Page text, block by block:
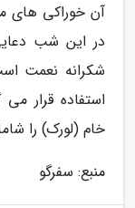
آن خوراکی های
در این شب
شکرانه نعمت
استفاده قرار
خام (لورک) را
منبع: سفرگو